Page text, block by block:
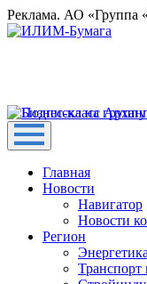
Реклама. АО
Главная
Новости
Навигатор
Новости
Регион
Энергетика
Транспорт